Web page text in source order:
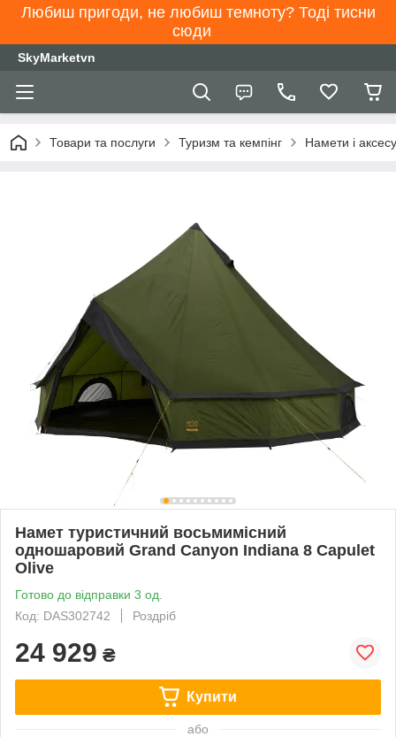
Любиш пригоди, не любиш темноту? Тоді тисни
сюди
SkyMarketvn
Товари та послуги Туризм та кемпінг Намети і
Намет туристичний восьмимісний
одношаровий Grand Canyon Indiana 8 Capulet
Olive
Готово до відправки 3 од.
Код: DAS302742
Роздріб
24 929 ₴
Купити
або